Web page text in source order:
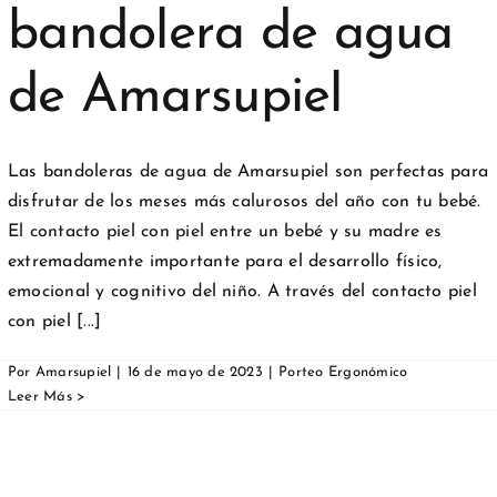
bandolera de agua
de Amarsupiel
Las bandoleras de agua de Amarsupiel son perfectas para
disfrutar de los meses más calurosos del año con tu bebé.
El contacto piel con piel entre un bebé y su madre es
extremadamente importante para el desarrollo físico,
emocional y cognitivo del niño. A través del contacto piel
con piel [...]
Por Amarsupiel 16 de mayo de 2023 Porteo Ergonómico